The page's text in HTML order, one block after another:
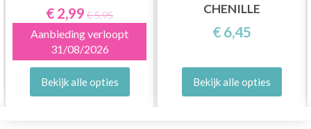
€ 2,99 € 5,95
Aanbieding verloopt
31/08/2026
Bekijk alle opties
CHENILLE
€ 6,45
Bekijk alle opties